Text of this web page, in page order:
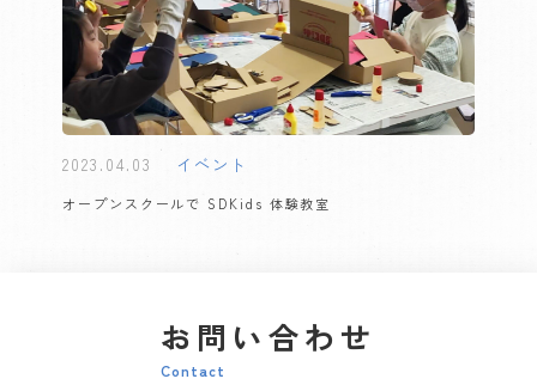
2023.04.03 イベント
オープンスクールで SDKids 体験教室
お問い合わせ
Contact